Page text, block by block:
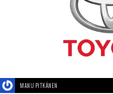
MANU PITKÄNEN